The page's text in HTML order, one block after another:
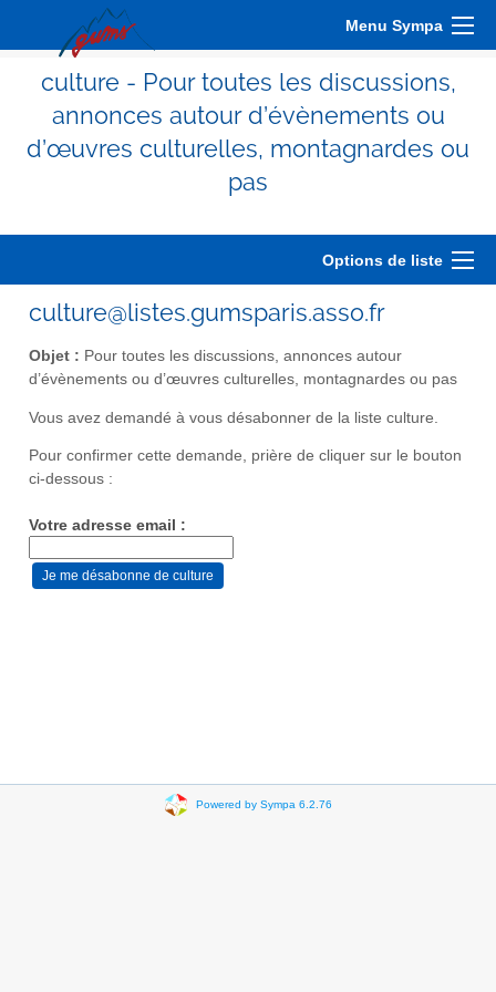
Menu Sympa
culture - Pour toutes les discussions,
annonces autour d’évènements ou
d’œuvres culturelles, montagnardes ou
pas
Options de liste
culture@listes.gumsparis.asso.fr
Objet : Pour toutes les discussions, annonces autour
d’évènements ou d’œuvres culturelles, montagnardes ou pas
Vous avez demandé à vous désabonner de la liste culture.
Pour confirmer cette demande, prière de cliquer sur le bouton
ci-dessous :
Votre adresse email :
Powered by Sympa 6.2.76